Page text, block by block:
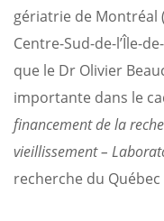
gériatrie de Montréal
Centre-Sud-de-l’Île-
que le Dr Olivier
importante dans le
financement de la
vieillissement –
recherche du Québec